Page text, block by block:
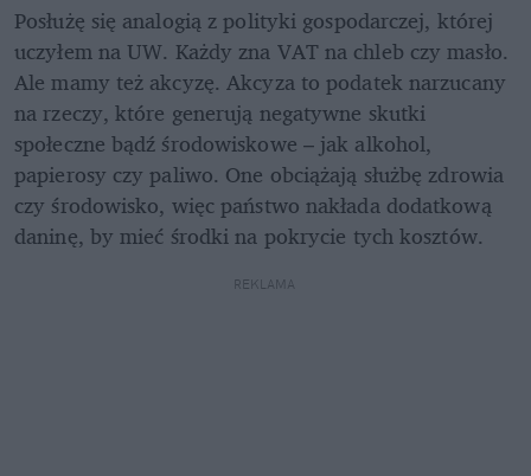
Posłużę się analogią z polityki gospodarczej, której
uczyłem na UW. Każdy zna VAT na chleb czy masło.
Ale mamy też akcyzę. Akcyza to podatek narzucany
na rzeczy, które generują negatywne skutki
społeczne bądź środowiskowe – jak alkohol,
papierosy czy paliwo. One obciążają służbę zdrowia
czy środowisko, więc państwo nakłada dodatkową
daninę, by mieć środki na pokrycie tych kosztów.
REKLAMA